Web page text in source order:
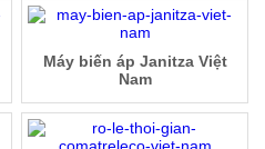
Máy biến áp Janitza Việt
Nam